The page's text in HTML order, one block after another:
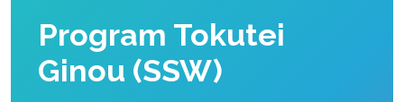
Program Tokutei
Ginou (SSW)